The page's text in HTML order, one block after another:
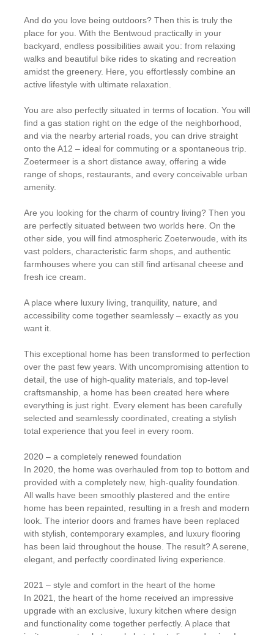
And do you love being outdoors? Then this is truly the
place for you. With the Bentwoud practically in your
backyard, endless possibilities await you: from relaxing
walks and beautiful bike rides to skating and recreation
amidst the greenery. Here, you effortlessly combine an
active lifestyle with ultimate relaxation.
You are also perfectly situated in terms of location. You will
find a gas station right on the edge of the neighborhood,
and via the nearby arterial roads, you can drive straight
onto the A12 – ideal for commuting or a spontaneous trip.
Zoetermeer is a short distance away, offering a wide
range of shops, restaurants, and every conceivable urban
amenity.
Are you looking for the charm of country living? Then you
are perfectly situated between two worlds here. On the
other side, you will find atmospheric Zoeterwoude, with its
vast polders, characteristic farm shops, and authentic
farmhouses where you can still find artisanal cheese and
fresh ice cream.
A place where luxury living, tranquility, nature, and
accessibility come together seamlessly – exactly as you
want it.
This exceptional home has been transformed to perfection
over the past few years. With uncompromising attention to
detail, the use of high-quality materials, and top-level
craftsmanship, a home has been created here where
everything is just right. Every element has been carefully
selected and seamlessly coordinated, creating a stylish
total experience that you feel in every room.
2020 – a completely renewed foundation
In 2020, the home was overhauled from top to bottom and
provided with a completely new, high-quality foundation.
All walls have been smoothly plastered and the entire
home has been repainted, resulting in a fresh and modern
look. The interior doors and frames have been replaced
with stylish, contemporary examples, and luxury flooring
has been laid throughout the house. The result? A serene,
elegant, and perfectly coordinated living experience.
2021 – style and comfort in the heart of the home
In 2021, the heart of the home received an impressive
upgrade with an exclusive, luxury kitchen where design
and functionality come together perfectly. A place that